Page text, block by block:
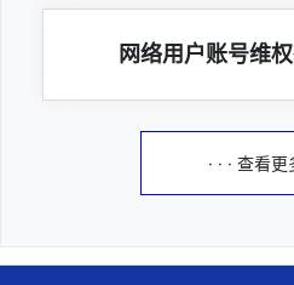
网络用户账号维
· · · 查看更